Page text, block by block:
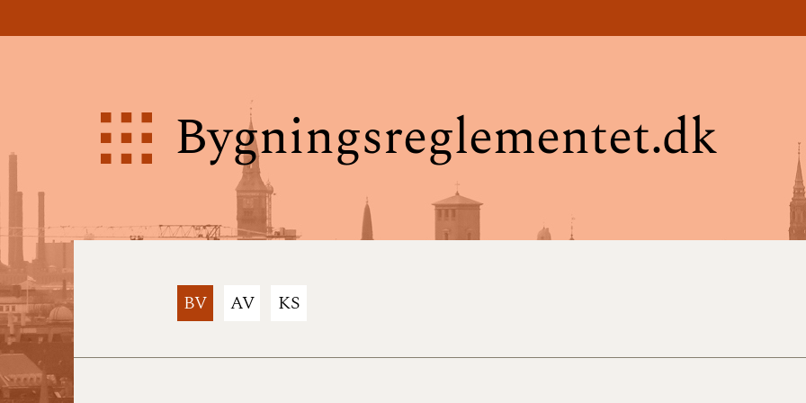
Bygningsreglementet.dk
BV AV KS